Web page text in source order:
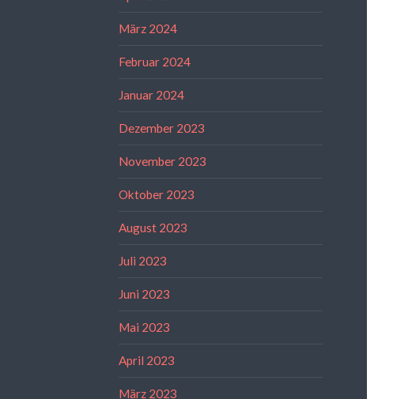
März 2024
Februar 2024
Januar 2024
Dezember 2023
November 2023
Oktober 2023
August 2023
Juli 2023
Juni 2023
Mai 2023
April 2023
März 2023